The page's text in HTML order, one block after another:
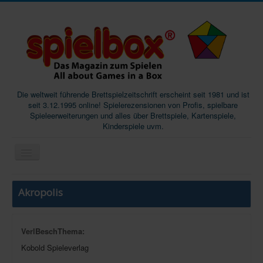
Die weltweit führende Brettspielzeitschrift erscheint seit 1981 und ist
seit 3.12.1995 online! Spielerezensionen von Profis, spielbare
Spieleerweiterungen und alles über Brettspiele, Kartenspiele,
Kinderspiele uvm.
Start
Magazine
Akropolis
VerlBeschThema:
Kobold Spieleverlag